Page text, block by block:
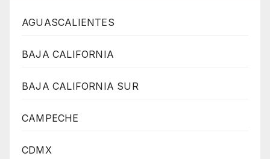
AGUASCALIENTES
BAJA CALIFORNIA
BAJA CALIFORNIA SUR
CAMPECHE
CDMX